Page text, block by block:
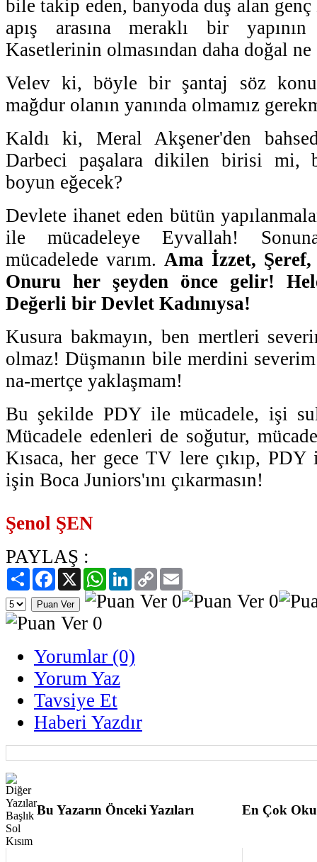
bile takip eden, banyoda duş alan genç
apış arasına meraklı bir
Kasetlerinin olmasından daha doğal
Velev ki, böyle bir şantaj söz
mağdur olanın yanında olmamız
Kaldı ki, Meral Akşener'den
Darbeci paşalara dikilen birisi mi,
boyun eğecek?
Devlete ihanet eden bütün
ile mücadeleye Eyvallah!
mücadelede varım. Ama İzzet,
Onuru her şeyden önce gelir!
Değerli bir Devlet Kadınıysa!
Kusura bakmayın, ben mertleri
olmaz! Düşmanın bile merdini
na-mertçe yaklaşmam!
Bu şekilde PDY ile mücadele, işi
Mücadele edenleri de soğutur,
Kısaca, her gece TV lere çıkıp, PDY
işin Boca Juniors'ını çıkarmasın!
Şenol ŞEN
PAYLAŞ :
PaylaşFacebook
X WhatsAppLinkedIn
Copy
Link
Yorumlar (0)
Yorum Yaz
Tavsiye Et
Haberi Yazdır
Bu Yazarın Önceki Yazıları En Çok